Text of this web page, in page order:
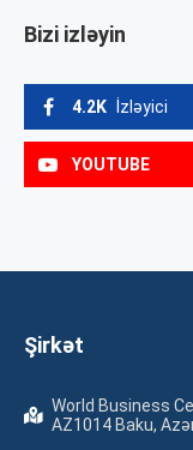
Bizi izləyin
4.2K İzləyici
YOUTUBE
Şirkət
World Business
AZ1014 Baku,